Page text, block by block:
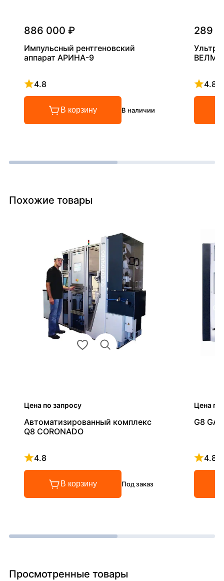
886 000 ₽
Импульсный рентгеновский
аппарат АРИНА-9
4.8
Рейтинг 4.8 из 5
В корзину В наличии
289
4.8
Похожие товары
Цена по запросу
Автоматизированный комплекс
Q8 CORONADO
4.8
Рейтинг 4.8 из 5
В корзину Под заказ
Цена по
G8
4.8
Просмотренные товары